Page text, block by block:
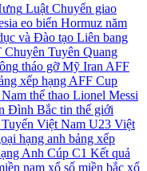
Luật Chuyển giao
eo biển Hormuz năm
và Đào tạo Liên bang
Tuyên Quang
tháo gỡ Mỹ Iran AFF
xếp hạng AFF Cup
thể thao Lionel Messi
Đình Bắc tin thế giới
Tuyển Việt Nam U23 Việt
hạng anh bảng xếp
Anh Cúp C1 Kết quả
nam xổ số miền bắc xổ